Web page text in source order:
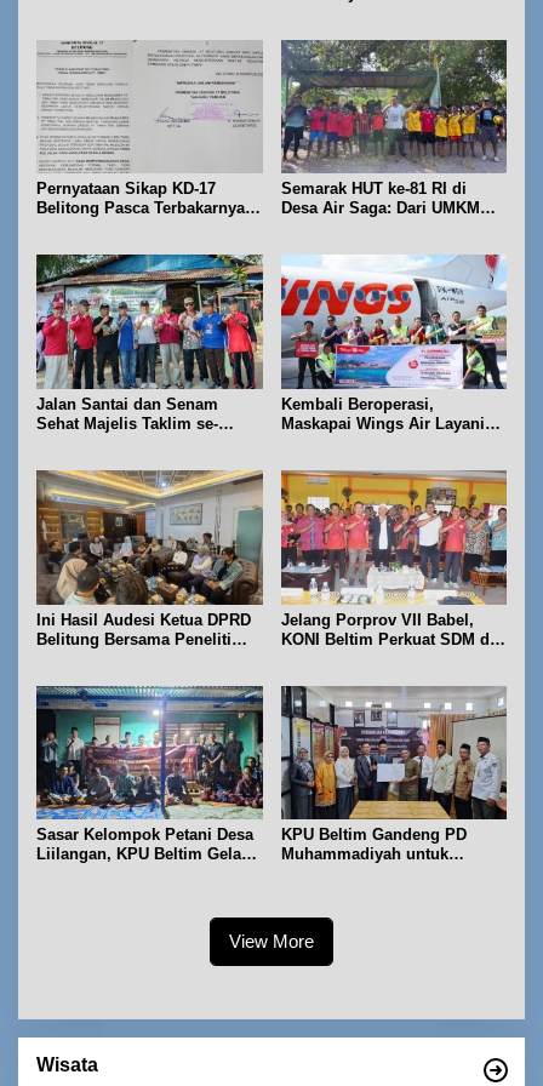
Pernyataan Sikap KD-17
Belitong Pasca Terbakarnya
Semarak HUT ke-81 RI di
Desa Air Saga: Dari UMKM
Jalan Santai dan Senam
Sehat Majelis Taklim se-
Kembali Beroperasi,
Maskapai Wings Air Layani
Ini Hasil Audesi Ketua DPRD
Belitung Bersama Peneliti
Jelang Porprov VII Babel,
KONI Beltim Perkuat SDM di
Sasar Kelompok Petani Desa
Liilangan, KPU Beltim Gelar
KPU Beltim Gandeng PD
Muhammadiyah untuk
View More
Wisata